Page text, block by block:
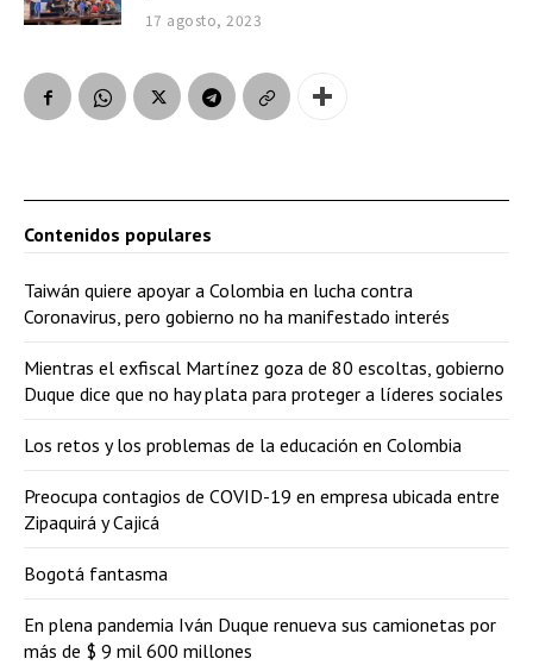
17 agosto, 2023
Contenidos populares
Taiwán quiere apoyar a Colombia en lucha contra
Coronavirus, pero gobierno no ha manifestado interés
Mientras el exfiscal Martínez goza de 80 escoltas, gobierno
Duque dice que no hay plata para proteger a líderes sociales
Los retos y los problemas de la educación en Colombia
Preocupa contagios de COVID-19 en empresa ubicada entre
Zipaquirá y Cajicá
Bogotá fantasma
En plena pandemia Iván Duque renueva sus camionetas por
más de $ 9 mil 600 millones